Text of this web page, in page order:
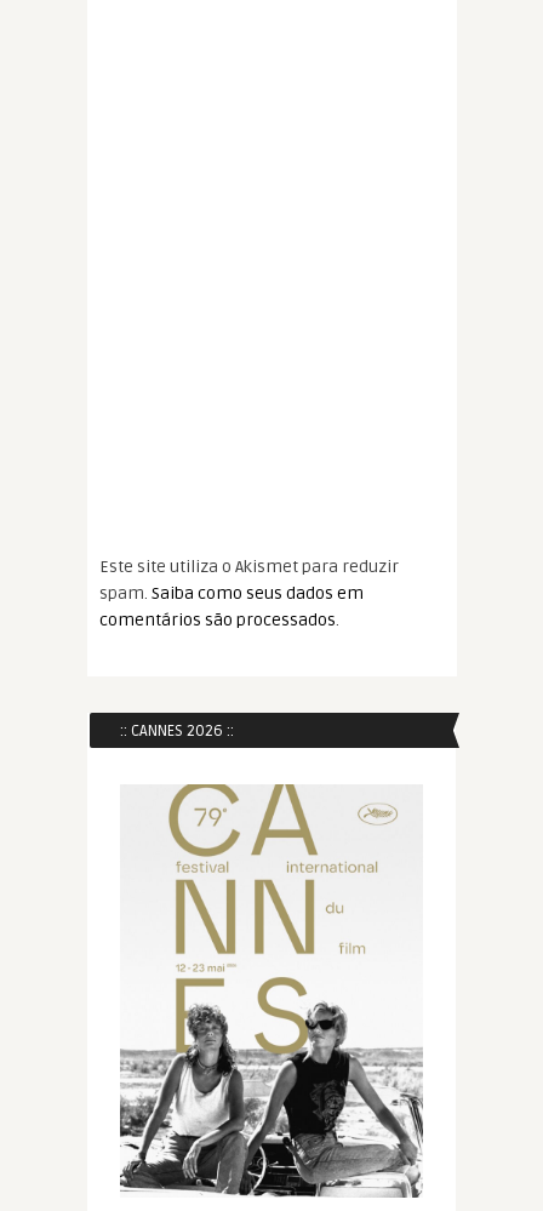
Este site utiliza o Akismet para reduzir
spam. Saiba como seus dados em
comentários são processados.
:: CANNES 2026 ::